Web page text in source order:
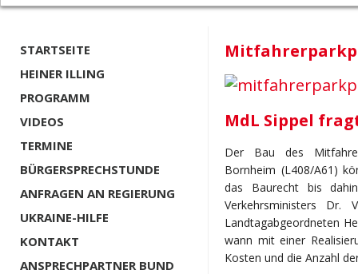
STARTSEITE
HEINER ILLING
PROGRAMM
VIDEOS
TERMINE
BÜRGERSPRECHSTUNDE
ANFRAGEN AN REGIERUNG
UKRAINE-HILFE
KONTAKT
ANSPRECHPARTNER BUND
MdL Sippel
Der Bau des
Bornheim (L408/A61)
das Baurecht bis
Verkehrsministers Dr.
Landtagabgeordneten
wann mit einer
Kosten und die Anzahl